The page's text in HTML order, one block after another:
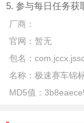
5. 参与每日任务获
厂商：
官网： 暂无
包名：
名称： 极速赛车锦
MD5值：